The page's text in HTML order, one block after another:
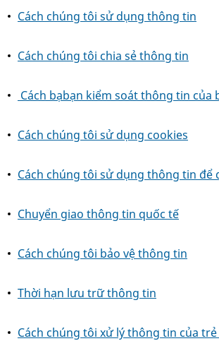
Cách chúng tôi sử dụng thông tin
Cách chúng tôi chia sẻ thông tin
Cách bạbạn kiểm soát thông tin của
Cách chúng tôi sử dụng cookies
Cách chúng tôi sử dụng thông tin để
Chuyển giao thông tin quốc tế
Cách chúng tôi bảo vệ thông tin
Thời hạn lưu trữ thông tin
Cách chúng tôi xử lý thông tin của trẻ